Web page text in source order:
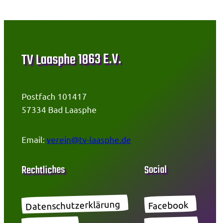
TV Laasphe 1863 E.V.
Postfach 101417
57334 Bad Laasphe
Email: verein@tv-laasphe.de
Rechtliches
Datenschutzerklärung
Social
Facebook